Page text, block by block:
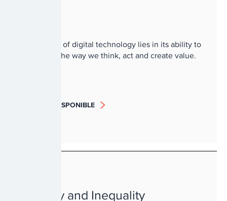
The power of digital technology lies in its ability to
transform the way we think, act and create value.
BIENTÔT DISPONIBLE
Poverty and Inequality